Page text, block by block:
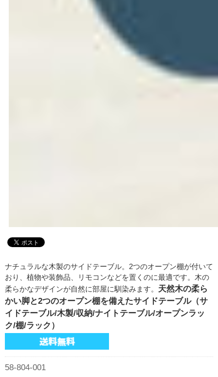
ナチュラルな木製のサイドテーブル。2つのオープン棚が付いて
おり、植物や装飾品、リモコンなどを置くのに最適です。木の
柔らかなデザインが自然に部屋に馴染みます。 天然木の柔ら
かい脚と2つのオープン棚を備えたサイドテーブル（サ
イドテーブル/木製/収納/ナイトテーブル/オープンラッ
ク/棚/ラック）
58-804-001